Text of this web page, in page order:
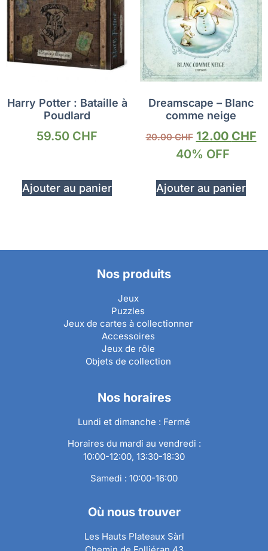
Harry Potter : Bataille à
Poudlard
59.50 CHF
Ajouter au panier
Dreamscape – Blanc
comme neige
20.00CHF 12.00 CHF
40% OFF
Ajouter au panier
Nos produits
Jeux
Puzzles
Jeux de cartes à collectionner
Accessoires
Jeux de rôle
Objets de collection
Nos horaires
Lundi et dimanche : Fermé
Horaires du mardi au vendredi :
10:00-12:00, 13:30-18:30
Samedi : 10:00-16:00
Où nous trouver
Les Hauts Plateaux Sàrl